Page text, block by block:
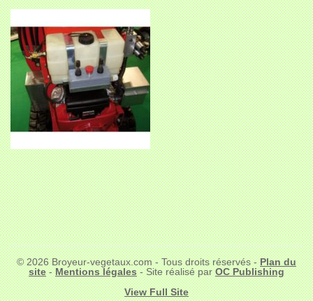
© 2026 Broyeur-vegetaux.com - Tous droits réservés -Plan du
site-Mentions légales- Site réalisé parOC Publishing
View Full Site